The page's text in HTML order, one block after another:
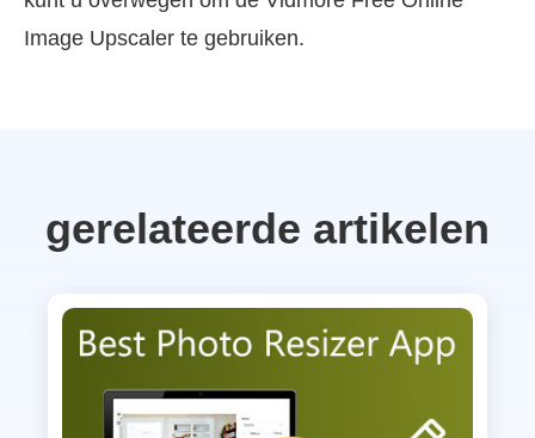
Image Upscaler te gebruiken.
gerelateerde artikelen